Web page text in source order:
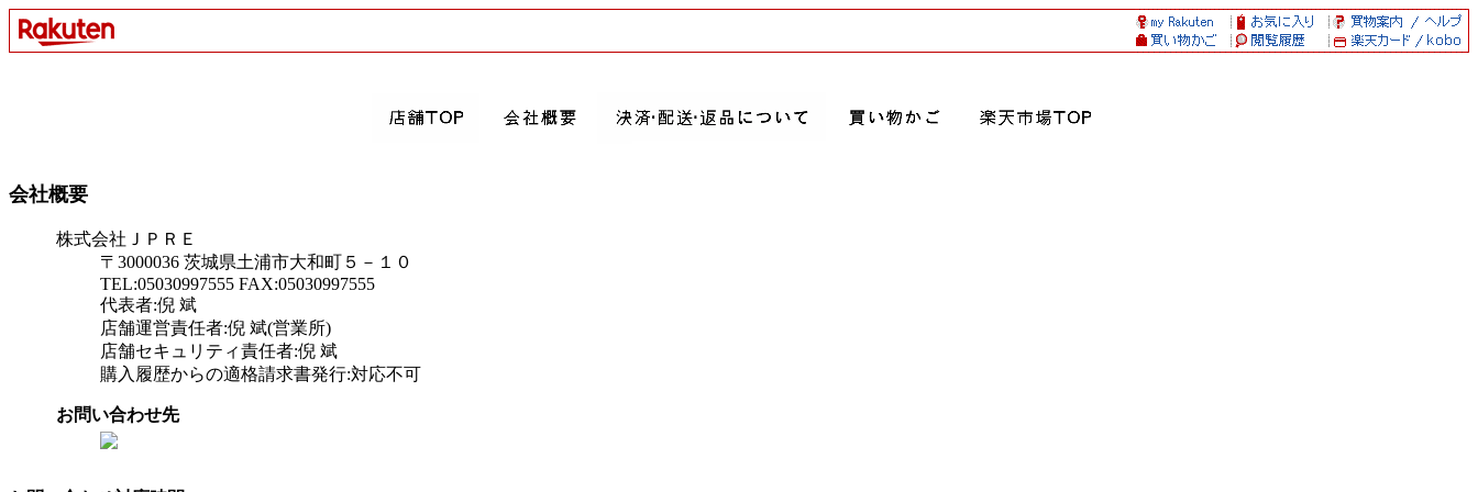
会社概要
株式会社ＪＰＲＥ
〒3000036 茨城県土浦市大和町５－１０
TEL:05030997555 FAX:05030997555
代表者:倪 斌
店舗運営責任者:倪 斌(営業所)
店舗セキュリティ責任者:倪 斌
購入履歴からの適格請求書発行:対応不可
お問い合わせ先